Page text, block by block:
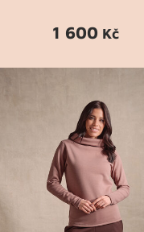
1 600 Kč